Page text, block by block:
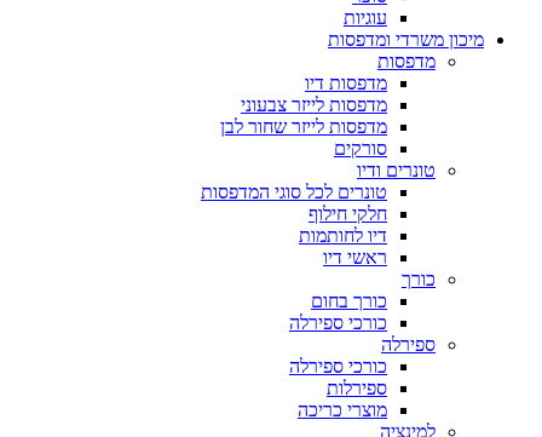
עוגיות
מיכון משרדי ומדפסות
מדפסות
מדפסות דיו
מדפסות לייזר צבעוני
מדפסות לייזר שחור לבן
סורקים
טונרים ודיו
טונרים לכל סוגי המדפסות
חלקי חילוף
דיו לחותמות
ראשי דיו
כורך
כורך בחום
כורכי ספירלה
ספירלה
כורכי ספירלה
ספירלות
מוצרי כריכה
למינציה